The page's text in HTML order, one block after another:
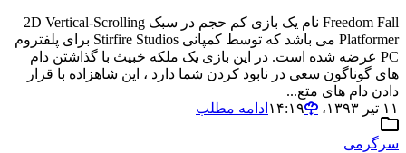
Freedom Fall نام یک بازی کم حجم در سبک 2D Vertical-Scrolling
Platformer می باشد که توسط کمپانی Stirfire Studios برای پلفتروم
PC عرضه شده است. در این بازی یک ملکه خبیث با گذاشتن دام
های گوناگون سعی در نابود کردن شما دارد ، این شاهزاده با قرار
دادن دام های متع...
۱۱ تیر ۱۳۹۳،‏ ۱۴:۱۹
ادامه مطلب
سرگرمی